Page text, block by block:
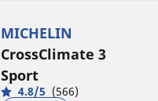
MICHELIN
CrossClimate 3
Sport
4.8/5 (566)